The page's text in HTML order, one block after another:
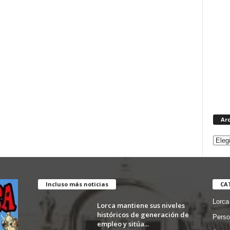
Incluso más noticias
Lorca mantiene sus niveles
históricos de generación de
empleo y sitúa...
Lorca